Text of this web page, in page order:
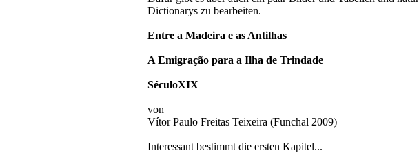
Dictionarys zu bearbeiten.
Entre a Madeira e as Antilhas
A Emigração para a Ilha de Trindade
SéculoXIX
von
Vítor Paulo Freitas Teixeira (Funchal 2009)
Interessant bestimmt die ersten Kapitel...